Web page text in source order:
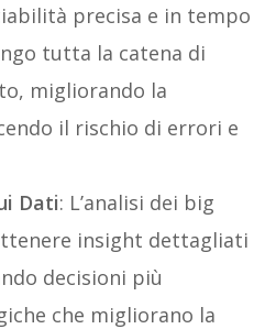
precisa e in tempo
tutta la catena di
migliorando la
il rischio di errori e
Dati: L’analisi dei big
insight dettagliati
decisioni più
che migliorano la